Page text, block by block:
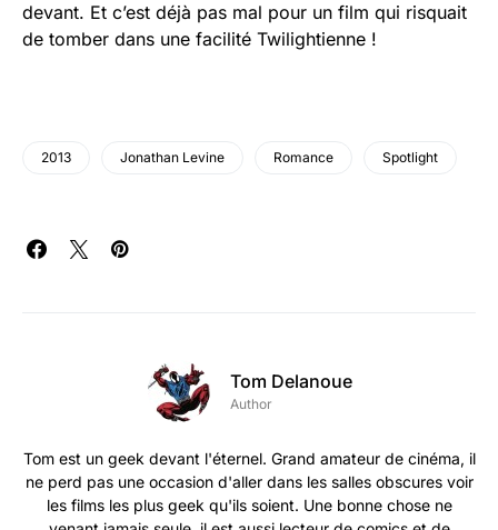
devant. Et c’est déjà pas mal pour un film qui risquait
de tomber dans une facilité Twilightienne !
2013 Jonathan Levine Romance Spotlight
Tom Delanoue
Author
Tom est un geek devant l'éternel. Grand amateur de cinéma, il
ne perd pas une occasion d'aller dans les salles obscures voir
les films les plus geek qu'ils soient. Une bonne chose ne